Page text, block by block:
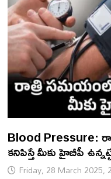
Blood Pressure:
కనిపిస్తే మీకు హైబీపీ
Friday, 28 March 2025,